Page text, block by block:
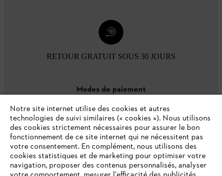
RETOUR GRATUIT SOUS 30 JOURS
Modes de paiement
Notre site internet utilise des cookies et autres
technologies de suivi similaires (« cookies »). Nous utilisons
des cookies strictement nécessaires pour assurer le bon
fonctionnement de ce site internet qui ne nécessitent pas
votre consentement. En complément, nous utilisons des
cookies statistiques et de marketing pour optimiser votre
navigation, proposer des contenus personnalisés, analyser